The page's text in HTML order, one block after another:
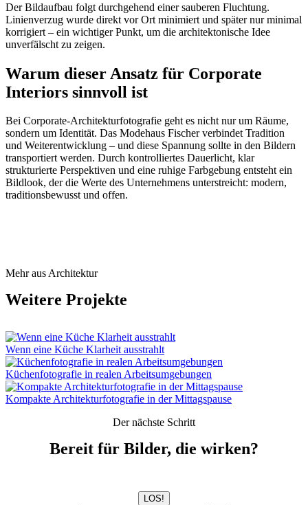
Der Bildaufbau folgt durchgehend einer sauberen Fluchtung.
Linienverzug wurde direkt vor Ort minimiert und später nur minimal
korrigiert – ein wichtiger Punkt, um die architektonische Idee
unverfälscht zu zeigen.
Warum dieser Ansatz für Corporate
Interiors sinnvoll ist
Bei Corporate‑Architekturfotografie geht es nicht nur um Räume,
sondern um Identität. Das Modehaus Fischer verbindet Tradition
und Weiterentwicklung – und diese Spannung sollte in den Bildern
transportiert werden. Durch kontrolliertes Dauerlicht, klar
strukturierte Perspektiven und eine ruhige Farbgebung entsteht ein
Bildlook, der die Werte des Unternehmens unterstreicht: modern,
traditionsbewusst und offen.
Mehr aus Architektur
Weitere Projekte
Wenn eine Küche Klarheit ausstrahlt
Küchenfotografie in realen Arbeitsumgebungen
Kompakte Architekturfotografie in der Mittagspause
Der nächste Schritt
Bereit für Bilder, die wirken?
LOS!